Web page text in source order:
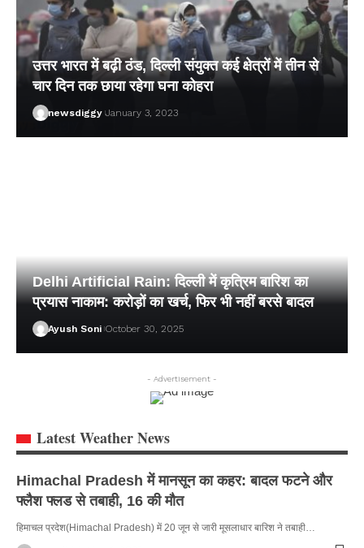
उत्तर भारत में बढ़ी ठंड, दिल्ली संयुक्त कई क्षेत्रों में तीन से
चार दिन तक छाया रहेगा घना कोहरा
newsdiggy January 3, 2023
Delhi Artificial Rain: दिल्ली में कृत्रिम बारिश का
प्रयास नाकाम: करोड़ों का खर्च, फिर भी नहीं बरसे बादल
Ayush Soni October 30, 2025
- Advertisement -
Latest Weather News
Himachal Pradesh में मानसून का कहर: बादल फटने और
फ्लैश फ्लड से तबाही, 16 की मौत
हिमाचल प्रदेश(Himachal Pradesh) में 20 जून से जारी मूसलाधार बारिश ने तबाही…